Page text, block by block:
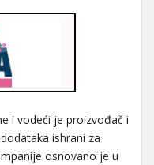
i vodeći je proizvođač i
ishrani za
osnovano je u